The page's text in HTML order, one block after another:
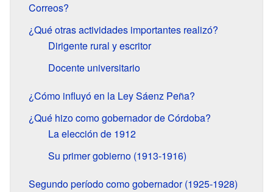
Correos?
¿Qué otras actividades importantes realizó?
Dirigente rural y escritor
Docente universitario
¿Cómo influyó en la Ley Sáenz Peña?
¿Qué hizo como gobernador de Córdoba?
La elección de 1912
Su primer gobierno (1913-1916)
Segundo período como gobernador (1925-1928)